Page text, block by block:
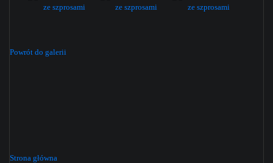
Powrót do galerii
Strona główna